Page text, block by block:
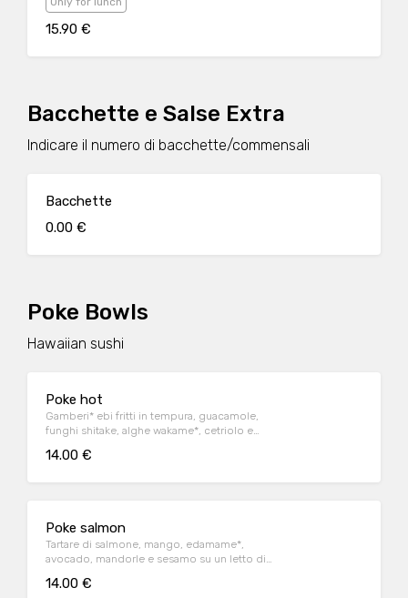
15.90 €
Bacchette e Salse Extra
Indicare il numero di bacchette/commensali
Bacchette
0.00 €
Poke Bowls
Hawaiian sushi
Poke hot
Gamberi* ebi fritti in tempura, guacamole,
funghi shitake, alghe wakame*, cetriolo e
14.00 €
Poke salmon
Tartare di salmone, mango, edamame*,
avocado, mandorle e sesamo su un letto di
14.00 €